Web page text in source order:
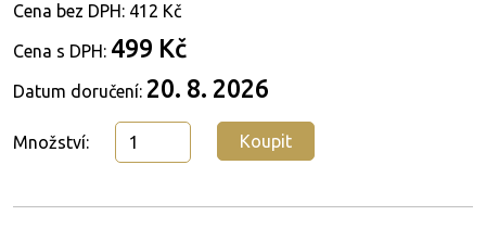
Cena bez DPH: 412 Kč
Cena s DPH: 499 Kč
Datum doručení: 20. 8. 2026
Množství: Koupit